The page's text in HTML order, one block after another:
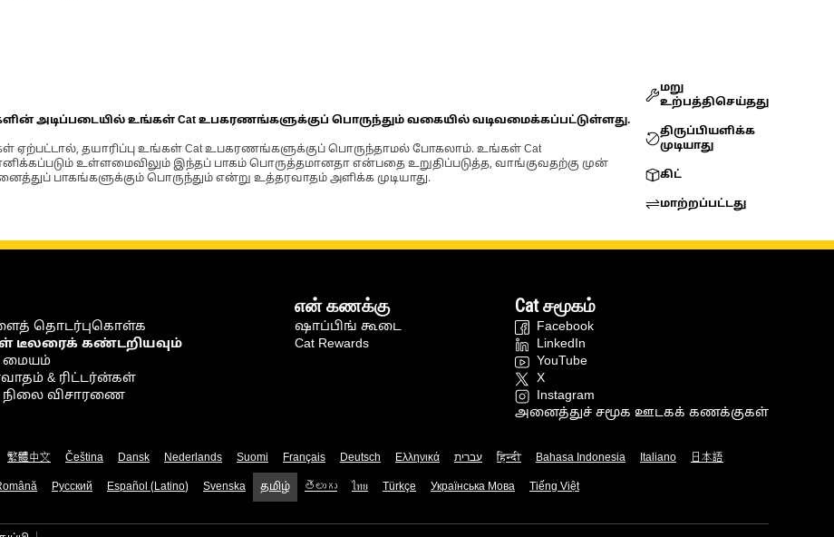
அடிப்படையில் உங்கள் Cat உபகரணங்களுக்குப் பொருந்தும் வகையில் வடிவமைக்கப்பட்டுள்ளது.
தயாரிப்பு உங்கள் Cat உபகரணங்களுக்குப் பொருந்தாமல் போகலாம். உங்கள் Cat
உள்ளமைவிலும் இந்தப் பாகம் பொருத்தமானதா என்பதை உறுதிப்படுத்த, வாங்குவதற்கு முன்
பாகங்களுக்கும் பொருந்தும் என்று உத்தரவாதம் அளிக்க முடியாது.
மறு
உற்பத்திசெய்தது
திருப்பியளிக்க
முடியாது
கிட்
மாற்றப்பட்டது
தொடர்புகொள்க
டீலரைக் கண்டறியவும்
மையம்
& ரிட்டர்ன்கள்
நிலை விசாரணை
என் கணக்கு
ஷாப்பிங் கூடை
Cat Rewards
Cat சமூகம்
Facebook
LinkedIn
YouTube
X
Instagram
அனைத்துச் சமூக ஊடகக் கணக்குகள்
繁體中文 Čeština Dansk Nederlands Suomi Français Deutsch Ελληνικά עברית हिन्दी Bahasa Indonesia Italiano 日本語
Русский Español (Latino) Svenska தமிழ் తెలుగు ไทย Türkçe Українська Мова Tiếng Việt